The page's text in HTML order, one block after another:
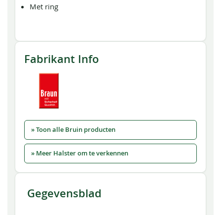
Met ring
Fabrikant Info
» Toon alle Bruin producten
» Meer Halster om te verkennen
Gegevensblad